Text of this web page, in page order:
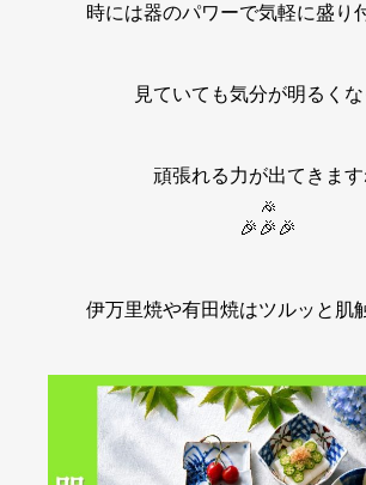
時には器のパワーで気軽に盛り
見ていても気分が明るくな
頑張れる力が出てきます
🎉🎉🎉
伊万里焼や有田焼はツルッと肌